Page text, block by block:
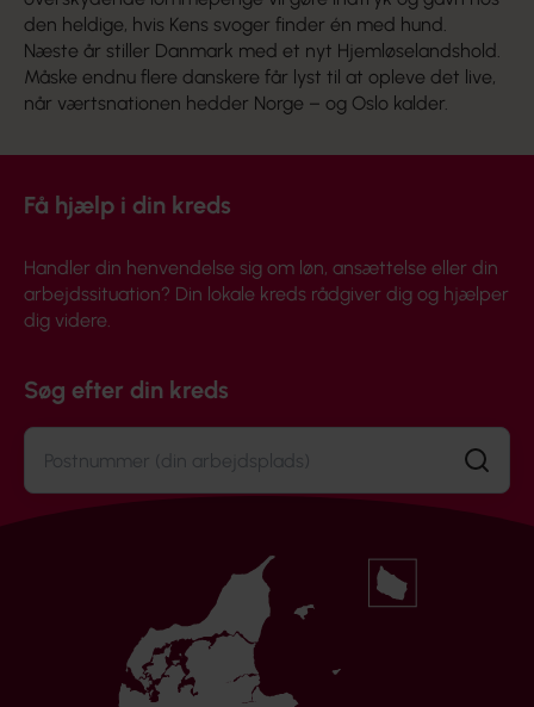
den heldige, hvis Kens svoger finder én med hund.
Næste år stiller Danmark med et nyt Hjemlø­selandshold.
Måske endnu flere danskere får lyst til at opleve det live,
når værtsnationen hedder Norge – og Oslo kalder.
Få hjælp i din kreds
Handler din henvendelse sig om løn, ansættelse eller din
arbejdssituation? Din lokale kreds rådgiver dig og hjælper
dig videre.
Søg efter din kreds
Søg